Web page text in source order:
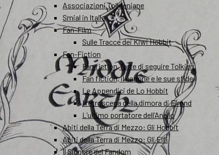
Associazioni Tolkieniane
Smial in Italia
Fan-Film
Sulle Tracce dei Kiwi Hobbit
Fan-Fiction
Fan fiction, l’arte di seguire Tolkien
Fan fiction, il canone e le sue sfide
Le Appendici de Lo Hobbit
I retroscena della dimora di Elrond
L’ultimo portatore dell’Anello
Abiti della Terra di Mezzo: Gli Hobbit
Abiti della Terra di Mezzo: Gli Elfi
Il Signore del Fandom